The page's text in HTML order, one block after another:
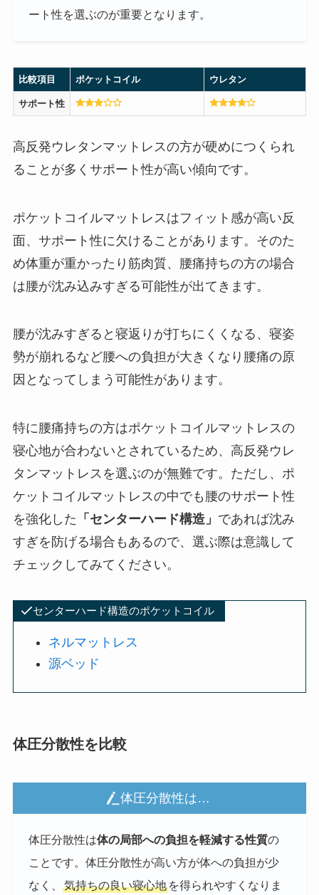
ート性を選ぶのが重要となります。
比較項目 ポケットコイル ウレタン
サポート性
高反発ウレタンマットレスの方が硬めにつくられ
ることが多くサポート性が高い傾向です。
ポケットコイルマットレスはフィット感が高い反
面、サポート性に欠けることがあります。そのた
め体重が重かったり筋肉質、腰痛持ちの方の場合
は腰が沈み込みすぎる可能性が出てきます。
腰が沈みすぎると寝返りが打ちにくくなる、寝姿
勢が崩れるなど腰への負担が大きくなり腰痛の原
因となってしまう可能性があります。
特に腰痛持ちの方はポケットコイルマットレスの
寝心地が合わないとされているため、高反発ウレ
タンマットレスを選ぶのが無難です。ただし、ポ
ケットコイルマットレスの中でも腰のサポート性
を強化した 「センターハード構造」 であれば沈み
すぎを防げる場合もあるので、選ぶ際は意識して
チェックしてみてください。
センターハード構造のポケットコイル
ネルマットレス
源ベッド
体圧分散性を比較
体圧分散性は…
体圧分散性は体の局部への負担を軽減する性質の
ことです。体圧分散性が高い方が体への負担が少
なく、気持ちの良い寝心地 を得られやすくなりま